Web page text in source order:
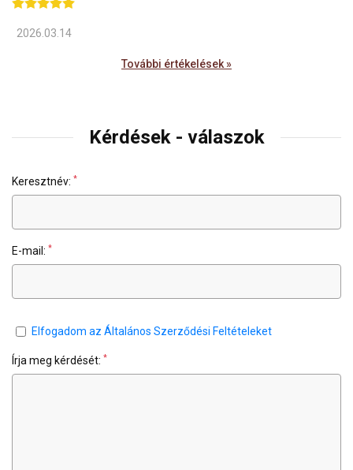
2026.03.14
További értékelések »
Kérdések - válaszok
Keresztnév: *
E-mail: *
Elfogadom az Általános Szerződési Feltételeket
Írja meg kérdését: *